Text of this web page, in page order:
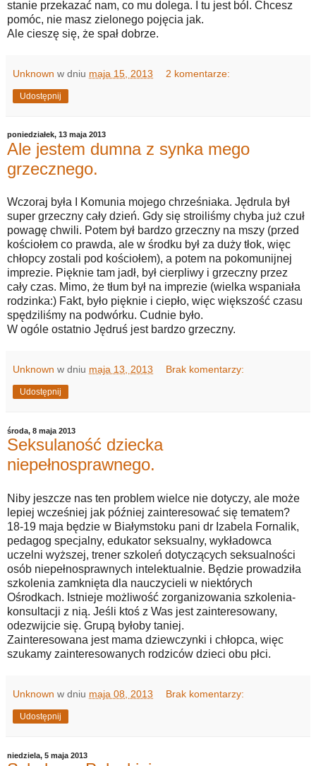
stanie przekazać nam, co mu dolega. I tu jest ból. Chcesz
pomóc, nie masz zielonego pojęcia jak.
Ale cieszę się, że spał dobrze.
Unknown w dniu maja 15, 2013 2 komentarze:
Udostępnij
poniedziałek, 13 maja 2013
Ale jestem dumna z synka mego
grzecznego.
Wczoraj była I Komunia mojego chrześniaka. Jędrula był
super grzeczny cały dzień. Gdy się stroiliśmy chyba już czuł
powagę chwili. Potem był bardzo grzeczny na mszy (przed
kościołem co prawda, ale w środku był za duży tłok, więc
chłopcy zostali pod kościołem), a potem na pokomunijnej
imprezie. Pięknie tam jadł, był cierpliwy i grzeczny przez
cały czas. Mimo, że tłum był na imprezie (wielka wspaniała
rodzinka:) Fakt, było pięknie i ciepło, więc większość czasu
spędziliśmy na podwórku. Cudnie było.
W ogóle ostatnio Jędruś jest bardzo grzeczny.
Unknown w dniu maja 13, 2013 Brak komentarzy:
Udostępnij
środa, 8 maja 2013
Seksulaność dziecka
niepełnosprawnego.
Niby jeszcze nas ten problem wielce nie dotyczy, ale może
lepiej wcześniej jak później zainteresować się tematem?
18-19 maja będzie w Białymstoku pani dr Izabela Fornalik,
pedagog specjalny, edukator seksualny, wykładowca
uczelni wyższej, trener szkoleń dotyczących seksualności
osób niepełnosprawnych intelektualnie. Będzie prowadziła
szkolenia zamknięta dla nauczycieli w niektórych
Ośrodkach. Istnieje możliwość zorganizowania szkolenia-
konsultacji z nią. Jeśli ktoś z Was jest zainteresowany,
odezwijcie się. Grupą byłoby taniej.
Zainteresowana jest mama dziewczynki i chłopca, więc
szukamy zainteresowanych rodziców dzieci obu płci.
Unknown w dniu maja 08, 2013 Brak komentarzy:
Udostępnij
niedziela, 5 maja 2013